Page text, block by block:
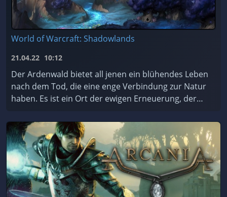
World of Warcraft: Shadowlands
21.04.22 10:12
Der Ardenwald bietet all jenen ein blühendes Leben
nach dem Tod, die eine enge Verbindung zur Natur
haben. Es ist ein Ort der ewigen Erneuerung, der
...